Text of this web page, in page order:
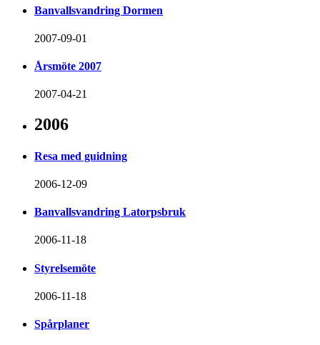
Banvallsvandring Dormen
2007-09-01
Årsmöte 2007
2007-04-21
2006
Resa med guidning
2006-12-09
Banvallsvandring Latorpsbruk
2006-11-18
Styrelsemöte
2006-11-18
Spårplaner